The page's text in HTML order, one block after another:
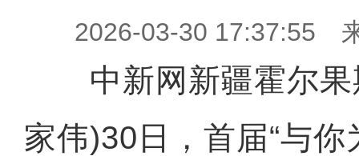
2026-03-30 17:37:55
中新网新疆霍尔果
家伟)30日，首届“与你